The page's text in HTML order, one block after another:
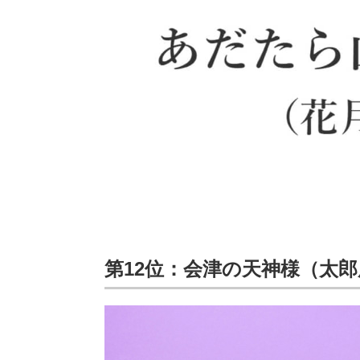
第12位：会津の天神様（太